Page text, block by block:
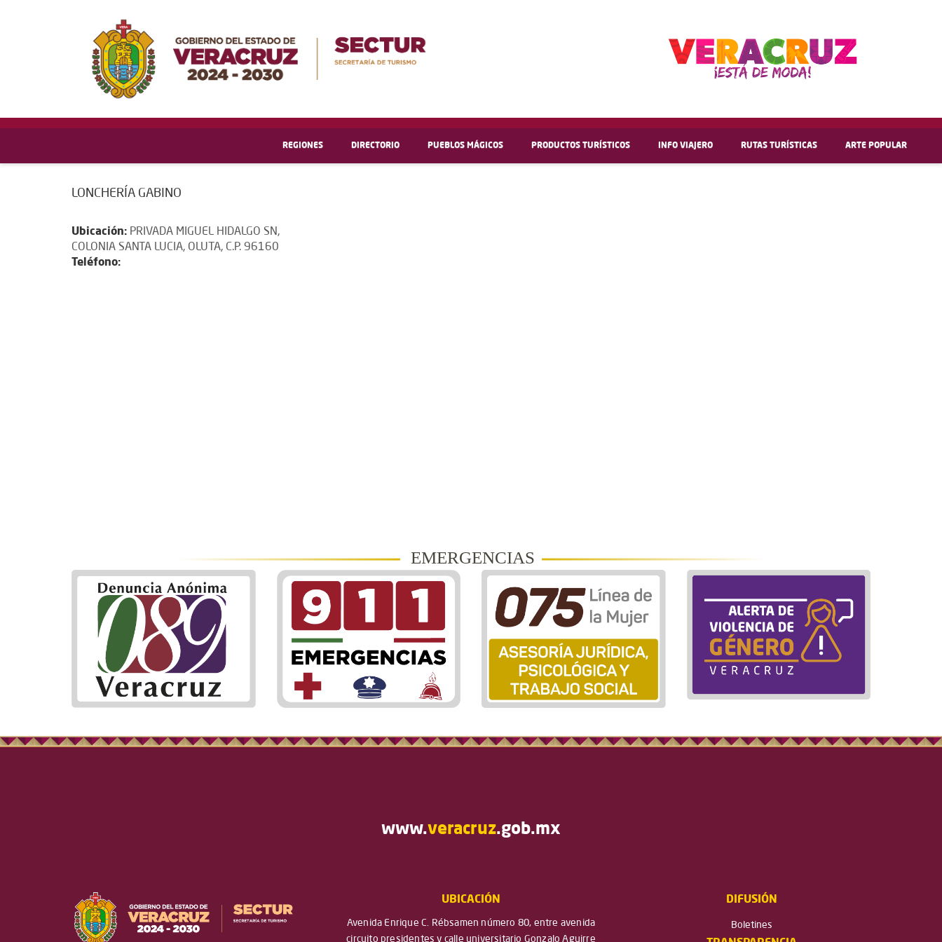
REGIONES DIRECTORIO PUEBLOS MÁGICOS PRODUCTOS TURÍSTICOS INFO VIAJERO RUTAS TURÍSTICAS ARTE POPULAR
LONCHERÍA GABINO
Ubicación: PRIVADA MIGUEL HIDALGO SN,
COLONIA SANTA LUCIA, OLUTA, C.P. 96160
Teléfono:
EMERGENCIAS
www.veracruz.gob.mx
UBICACIÓN
Avenida Enrique C. Rébsamen número 80, entre avenida
circuito presidentes y calle universitario Gonzalo Aguirre
DIFUSIÓN
Boletines